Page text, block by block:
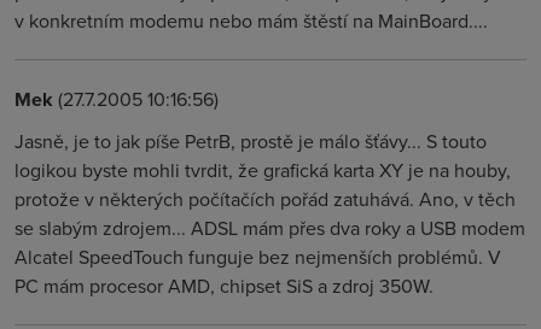
v konkretním modemu nebo mám štěstí na MainBoard....
Mek (27.7.2005 10:16:56)
Jasně, je to jak píše PetrB, prostě je málo šťávy... S touto
logikou byste mohli tvrdit, že grafická karta XY je na houby,
protože v některých počítačích pořád zatuhává. Ano, v těch
se slabým zdrojem... ADSL mám přes dva roky a USB modem
Alcatel SpeedTouch funguje bez nejmenších problémů. V
PC mám procesor AMD, chipset SiS a zdroj 350W.